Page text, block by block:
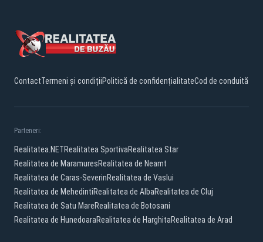
ContactTermeni și condițiiPolitică de confidențialitateCod de conduită
Parteneri:
Realitatea.NETRealitatea SportivaRealitatea Star
Realitatea de MaramuresRealitatea de Neamt
Realitatea de Caras-SeverinRealitatea de Vaslui
Realitatea de MehedintiRealitatea de AlbaRealitatea de Cluj
Realitatea de Satu MareRealitatea de Botosani
Realitatea de HunedoaraRealitatea de HarghitaRealitatea de Arad